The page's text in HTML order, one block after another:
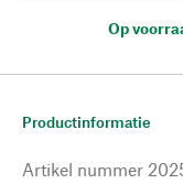
Op
Productinformatie
Artikel nummer